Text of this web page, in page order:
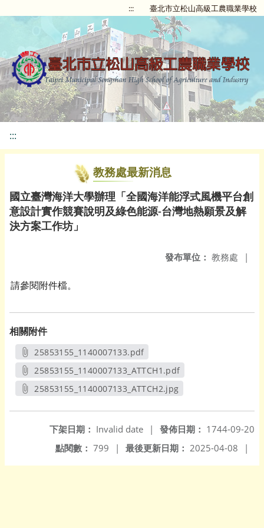
::: 臺北市立松山高級工農職業學校
:::
教務處最新消息
國立臺灣海洋大學辦理「全國海洋能浮式風機平台創
意設計實作競賽說明及綠色能源-台灣地熱願景及解
決方案工作坊」
發布單位： 教務處 |
請參閱附件檔。
相關附件
25853155_1140007133.pdf
另開新視窗
25853155_1140007133_ATTCH1.pdf
另開新視窗
25853155_1140007133_ATTCH2.jpg
發佈日期： 1744-09-20
下架日期： Invalid date
|
最後更新日期： 2025-04-08 |
點閱數： 799 |